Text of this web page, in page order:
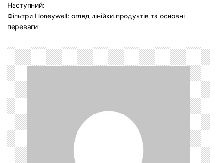
в
і
а
ц
і
я
з
а
п
Наступний:
Фільтри Honeywell: огляд лінійки продуктів та основні
переваги